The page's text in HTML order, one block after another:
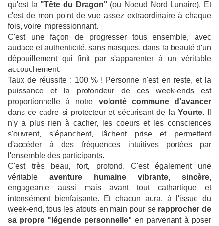
qu'est la "Tête du Dragon" (ou Noeud Nord Lunaire). Et
c'est de mon point de vue assez extraordinaire à chaque
fois, voire impressionnant.
C'est une façon de progresser tous ensemble, avec
audace et authenticité, sans masques, dans la beauté d'un
dépouillement qui finit par s'apparenter à un véritable
accouchement.
Taux de réussite : 100 % ! Personne n'est en reste, et la
puissance et la profondeur de ces week-ends est
proportionnelle à notre volonté commune d'avancer
dans ce cadre si protecteur et sécurisant de la Yourte. Il
n'y a plus rien à cacher, les coeurs et les consciences
s'ouvrent, s'épanchent, lâchent prise et permettent
d'accéder à des fréquences intuitives portées par
l'ensemble des participants.
C'est très beau, fort, profond. C'est également une
véritable aventure humaine vibrante, sincère,
engageante aussi mais avant tout cathartique et
intensément bienfaisante. Et chacun aura, à l'issue du
week-end, tous les atouts en main pour se rapprocher de
sa propre "légende personnelle" en parvenant à poser